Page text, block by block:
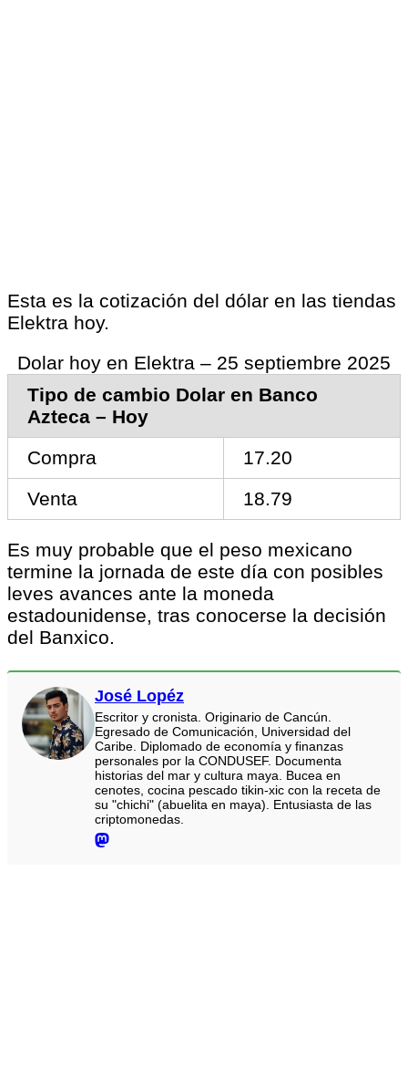
Esta es la cotización del dólar en las tiendas
Elektra hoy.
Dolar hoy en Elektra – 25 septiembre 2025
Tipo de cambio Dolar en Banco
Azteca – Hoy
Compra
17.20
Venta
18.79
Es muy probable que el peso mexicano
termine la jornada de este día con posibles
leves avances ante la moneda
estadounidense, tras conocerse la decisión
del Banxico.
José Lopéz
Escritor y cronista. Originario de Cancún.
Egresado de Comunicación, Universidad del
Caribe. Diplomado de economía y finanzas
personales por la CONDUSEF. Documenta
historias del mar y cultura maya. Bucea en
cenotes, cocina pescado tikin-xic con la receta de
su "chichi" (abuelita en maya). Entusiasta de las
criptomonedas.